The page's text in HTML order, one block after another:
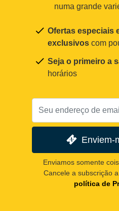
numa grande
Ofertas especiais
exclusivos com
Seja o primeiro a
horários
Enviem-
Enviamos somente
Cancele a subscrição
política de